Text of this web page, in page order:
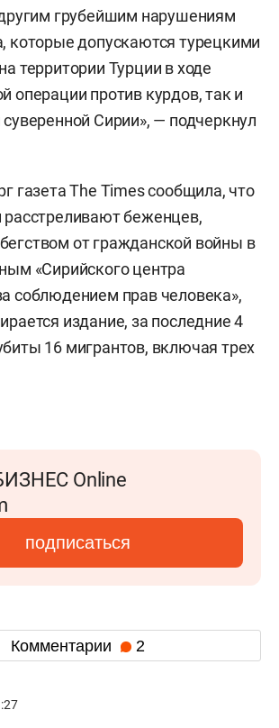
грубейшим нарушениям
которые допускаются турецкими
территории Турции в ходе
операции против курдов, так и
суверенной Сирии», — подчеркнул
газета The Times сообщила, что
расстреливают беженцев,
от гражданской войны в
«Сирийского центра
соблюдением прав человека»,
издание, за последние 4
16 мигрантов, включая трех
Online
подписаться
Комментарии 2